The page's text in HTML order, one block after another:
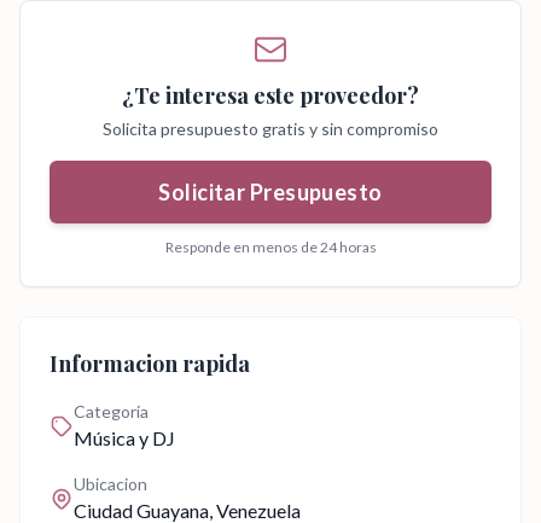
¿Te interesa este proveedor?
Solicita presupuesto gratis y sin compromiso
Solicitar Presupuesto
Responde en menos de 24 horas
Informacion rapida
Categoria
Música y DJ
Ubicacion
Ciudad Guayana, Venezuela